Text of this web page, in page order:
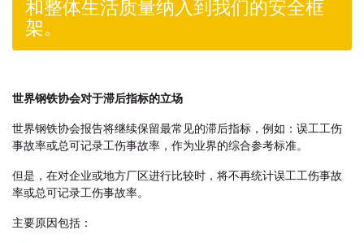
和整体生活质量纳入到我们的安全框
架。
世界钢铁协会对于滞后指标的立场
世界钢铁协会报告将继续保留最常见的滞后指标，例如：误工工伤
事故率或总可记录工伤事故率，作为业界的综合参考标准。
但是，在对企业或地方厂区进行比较时，将不再统计误工工伤事故
率或总可记录工伤事故率。
主要原因包括：